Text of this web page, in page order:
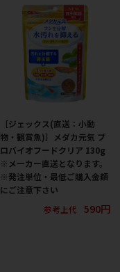
［ジェックス(直送：小動
物・観賞魚)］メダカ元気 プ
ロバイオフードクリア 130g
※メーカー直送となります。
※発注単位・最低ご購入金額
にご注意下さい
参考上代
590円